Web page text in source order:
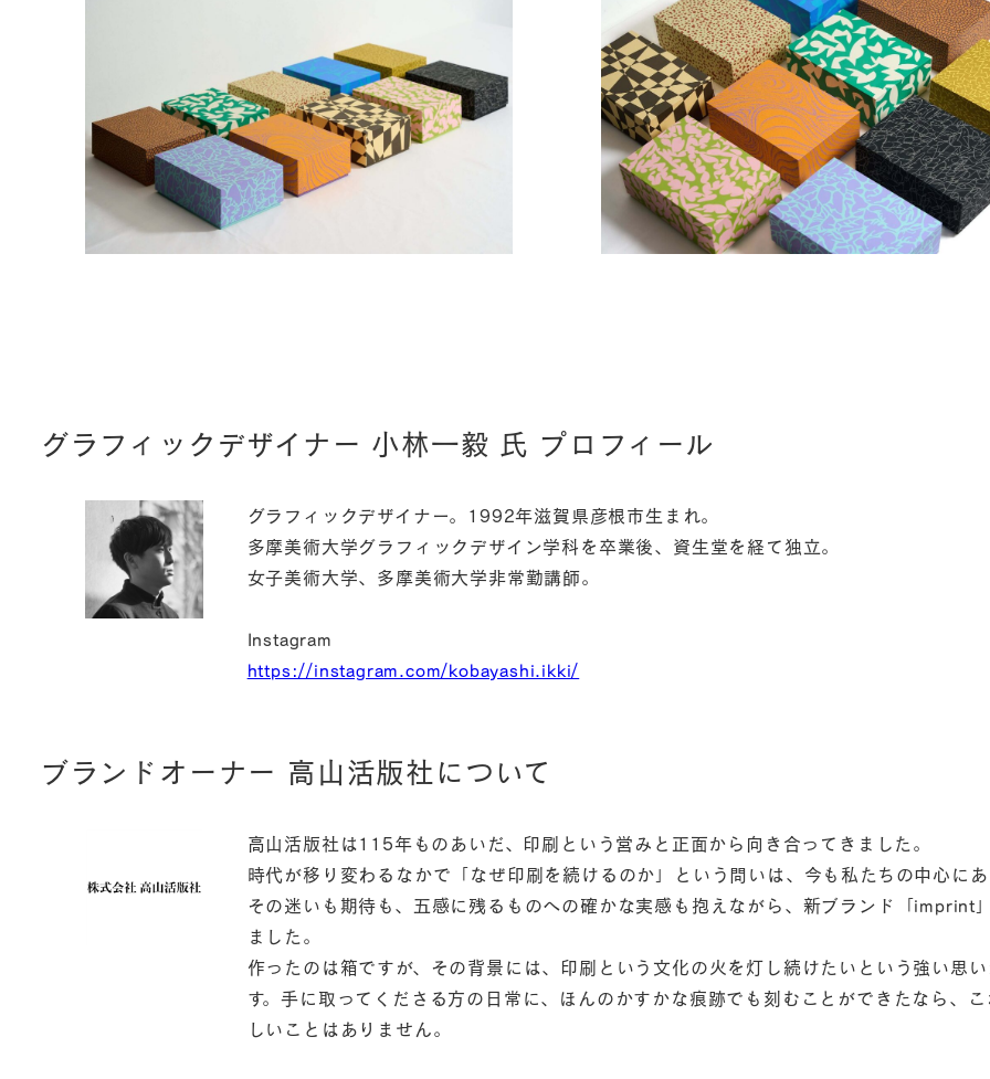
グラフィックデザイナー 小林一毅 氏 プロフィール
グラフィックデザイナー。1992年滋賀県彦根市生まれ。
多摩美術大学グラフィックデザイン学科を卒業後、資生堂を経て独立。
女子美術大学、多摩美術大学非常勤講師。
Instagram
https://instagram.com/kobayashi.ikki/
ブランドオーナー 高山活版社について
高山活版社は115年ものあいだ、印刷という営みと正面から向き合ってきました。
時代が移り変わるなかで「なぜ印刷を続けるのか」という問いは、今も私たちの中心に
その迷いも期待も、五感に残るものへの確かな実感も抱えながら、新ブランド「imprint
ました。
作ったのは箱ですが、その背景には、印刷という文化の火を灯し続けたいという強い思
す。手に取ってくださる方の日常に、ほんのかすかな痕跡でも刻むことができたなら、
しいことはありません。